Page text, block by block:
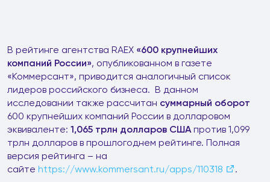
В рейтинге агентства RAEX «600 крупнейших
компаний России», опубликованном в газете
«Коммерсант», приводится аналогичный список
лидеров российского бизнеса. В данном
исследовании также рассчитан суммарный оборот
600 крупнейших компаний России в долларовом
эквиваленте: 1,065 трлн долларов СШАпротив 1,099
трлн долларов в прошлогоднем рейтинге. Полная
версия рейтинга – на
сайте https://www.kommersant.ru/apps/110318 .